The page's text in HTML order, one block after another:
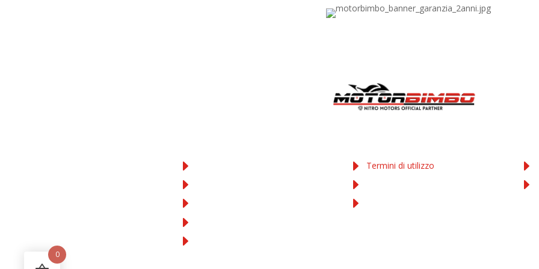
Termini di utilizzo
0